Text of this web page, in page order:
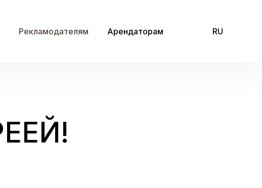
Рекламодателям Арендаторам RU